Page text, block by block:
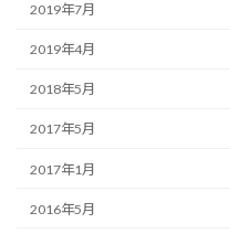
2019年7月
2019年4月
2018年5月
2017年5月
2017年1月
2016年5月